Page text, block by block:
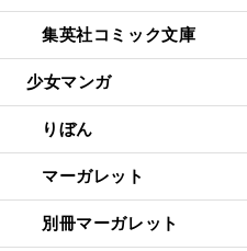
集英社コミック文庫
少女マンガ
りぼん
マーガレット
別冊マーガレット